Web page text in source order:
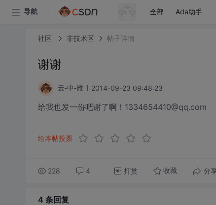
导航 全部 Ada助手
社区 非技术区 帖子详情
谢谢
云-中-雁 2014-09-23 09:48:23
给我也发一份吧谢了啊！1334654410@qq.com
给本帖投票
228 4 打赏 收藏 分
4 条回复